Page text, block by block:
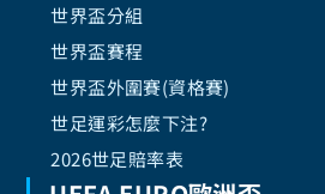
世界盃分組
世界盃賽程
世界盃外圍賽(資格賽)
世足運彩怎麼下注?
2026世足賠率表